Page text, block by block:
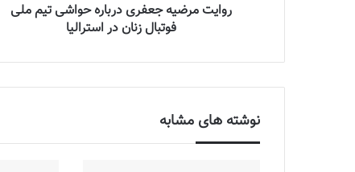
روایت مرضیه جعفری درباره حواشی تیم ملی
فوتبال زنان در استرالیا
نوشته های مشابه